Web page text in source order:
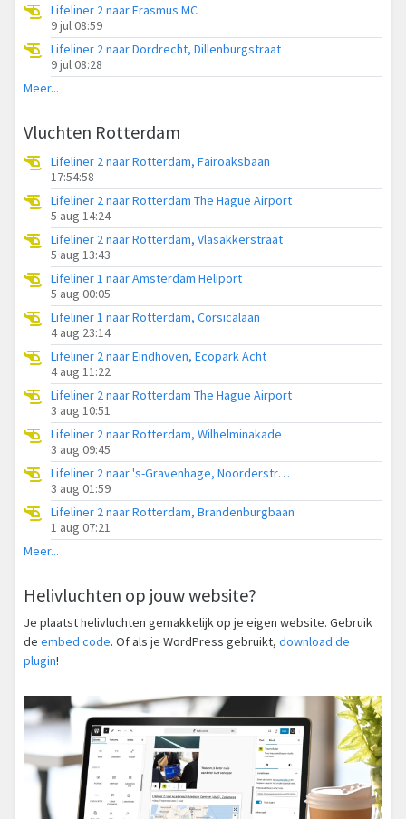
Lifeliner 2 naar Erasmus MC
9 jul 08:59
Lifeliner 2 naar Dordrecht, Dillenburgstraat
9 jul 08:28
Meer...
Vluchten Rotterdam
Lifeliner 2 naar Rotterdam, Fairoaksbaan
17:54:58
Lifeliner 2 naar Rotterdam The Hague Airport
5 aug 14:24
Lifeliner 2 naar Rotterdam, Vlasakkerstraat
5 aug 13:43
Lifeliner 1 naar Amsterdam Heliport
5 aug 00:05
Lifeliner 1 naar Rotterdam, Corsicalaan
4 aug 23:14
Lifeliner 2 naar Eindhoven, Ecopark Acht
4 aug 11:22
Lifeliner 2 naar Rotterdam The Hague Airport
3 aug 10:51
Lifeliner 2 naar Rotterdam, Wilhelminakade
3 aug 09:45
Lifeliner 2 naar 's-Gravenhage, Noorderstrand
3 aug 01:59
Lifeliner 2 naar Rotterdam, Brandenburgbaan
1 aug 07:21
Meer...
Helivluchten op jouw website?
Je plaatst helivluchten gemakkelijk op je eigen website. Gebruik
de embed code. Of als je WordPress gebruikt, download de
plugin!